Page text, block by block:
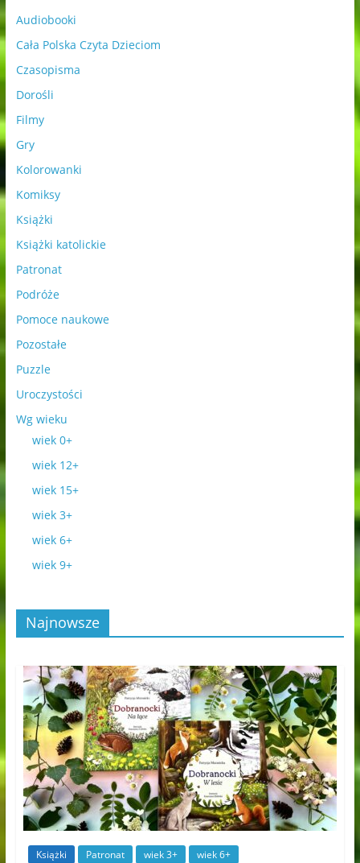
Audiobooki
Cała Polska Czyta Dzieciom
Czasopisma
Dorośli
Filmy
Gry
Kolorowanki
Komiksy
Książki
Książki katolickie
Patronat
Podróże
Pomoce naukowe
Pozostałe
Puzzle
Uroczystości
Wg wieku
wiek 0+
wiek 12+
wiek 15+
wiek 3+
wiek 6+
wiek 9+
Najnowsze
Książki Patronat wiek 3+ wiek 6+